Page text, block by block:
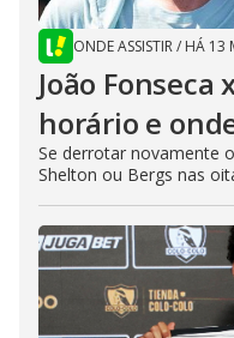
ONDE ASSISTIR/ HÁ 13
João Fonseca
horário e
Se derrotar novamente
Shelton ou Bergs nas